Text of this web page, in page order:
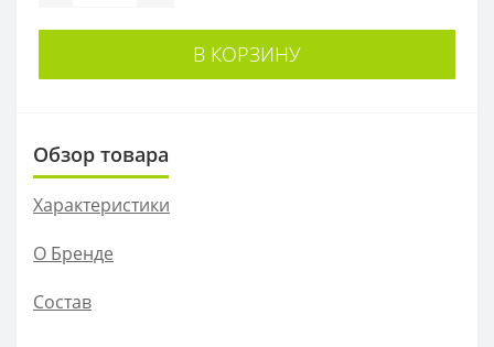
В КОРЗИНУ
Обзор товара
Характеристики
О Бренде
Состав